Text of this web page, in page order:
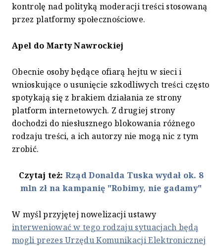
kontrolę nad polityką moderacji treści stosowaną
przez platformy społecznościowe.
Apel do Marty Nawrockiej
Obecnie osoby będące ofiarą hejtu w sieci i
wnioskujące o usunięcie szkodliwych treści często
spotykają się z brakiem działania ze strony
platform internetowych. Z drugiej strony
dochodzi do niesłusznego blokowania różnego
rodzaju treści, a ich autorzy nie mogą nic z tym
zrobić.
Czytaj też: Rząd Donalda Tuska wydał ok. 8
mln zł na kampanię "Robimy, nie gadamy"
W myśl przyjętej nowelizacji ustawy
interweniować w tego rodzaju sytuacjach będą
mogli prezes Urzędu Komunikacji Elektronicznej